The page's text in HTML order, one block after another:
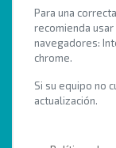
Para una
recomienda
navegadores:
chrome.
Si su equipo no
actualización.